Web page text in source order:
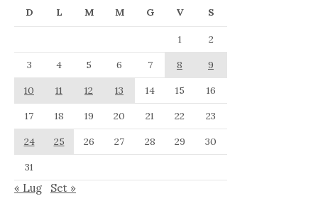
D L M M G V S
1
2
3
4 5 6 7 8
9
10
11 12 13 14 15
16
17
18 19 20 21 22
23
24
25 26 27 28 29
30
31
« Lug Set »